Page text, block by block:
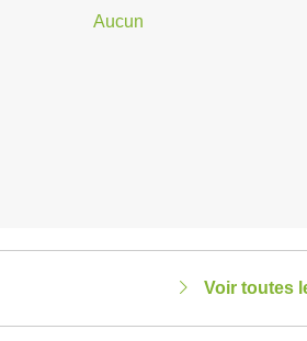
Aucun
Voir toutes